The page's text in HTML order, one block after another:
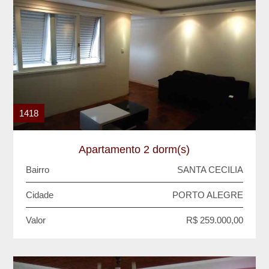
1418
Apartamento 2 dorm(s)
Bairro SANTA CECILIA
Cidade PORTO ALEGRE
Valor R$ 259.000,00